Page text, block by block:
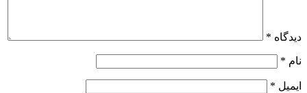
دیدگاه *
نام *
ایمیل *